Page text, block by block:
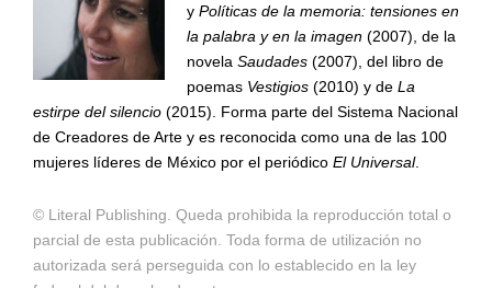
y Políticas de la memoria: tensiones en
la palabra y en la imagen(2007), de la
novela Saudades(2007), del libro de
poemas Vestigios(2010) y de La
estirpe del silencio(2015). Forma parte del Sistema Nacional
de Creadores de Arte y es reconocida como una de las 100
mujeres líderes de México por el periódico El Universal.
© Literal Publishing. Queda prohibida la reproducción total o
parcial de esta publicación. Toda forma de utilización no
autorizada será perseguida con lo establecido en la ley